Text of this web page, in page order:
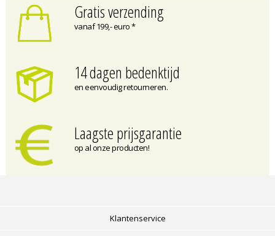
Gratis verzending
vanaf 199,- euro *
14 dagen bedenktijd
en eenvoudig retourneren.
Laagste prijsgarantie
op al onze producten!
Klantenservice